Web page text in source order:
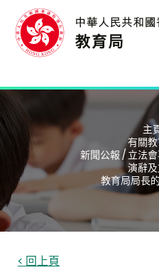
主
有關教
新聞公報 / 立法
演辭及
教育局局長
< 回上頁